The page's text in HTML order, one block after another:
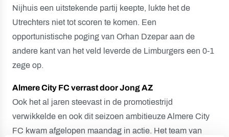
Nijhuis een uitstekende partij keepte, lukte het de
Utrechters niet tot scoren te komen. Een
opportunistische poging van Orhan Dzepar aan de
andere kant van het veld leverde de Limburgers een 0-1
zege op.
Almere City FC verrast door Jong AZ
Ook het al jaren steevast in de promotiestrijd
verwikkelde en ook dit seizoen ambitieuze Almere City
FC kwam afgelopen maandag in actie. Het team van